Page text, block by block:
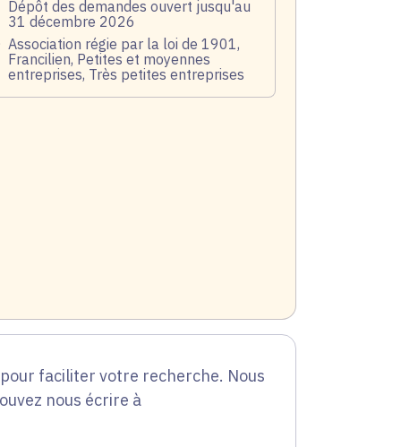
de l'arrêté
Dépôt des demandes ouvert jusqu'au
31 décembre 2026
Association régie par la loi de 1901,
Francilien, Petites et moyennes
entreprises, Très petites entreprises
faciliter votre recherche. Nous
nous écrire à